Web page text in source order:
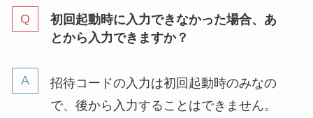
初回起動時に入力できなかった場合、あ
とから入力できますか？
招待コードの入力は初回起動時のみなの
で、後から入力することはできません。